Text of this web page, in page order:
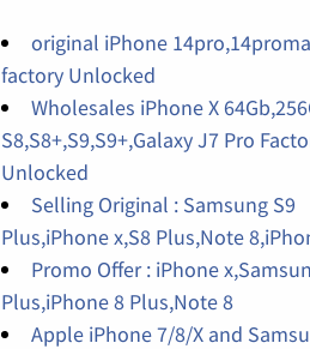
original iPhone
factory Unlocked
Wholesales iPhone X
S8,S8+,S9,S9+,Galaxy J7 Pro
Unlocked
Selling Original : Samsung S9
Plus,iPhone x,S8 Plus,Note
Promo Offer : iPhone
Plus,iPhone 8 Plus,Note 8
Apple iPhone 7/8/X and